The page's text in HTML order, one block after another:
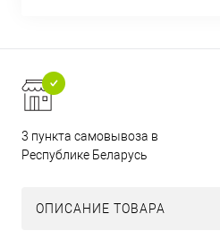
3 пункта самовывоза в
Республике Беларусь
ОПИСАНИЕ ТОВАРА